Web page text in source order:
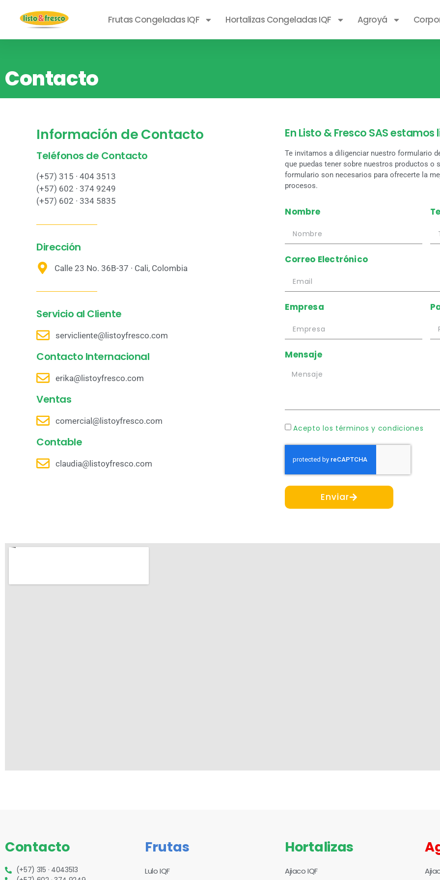
Frutas Congeladas IQF Hortalizas Congeladas IQF Agroyá
Contacto
Información de Contacto
Teléfonos de Contacto
(+57) 315 · 404 3513
(+57) 602 · 374 9249
(+57) 602 · 334 5835
Dirección
Calle 23 No. 36B-37 · Cali, Colombia
Servicio al Cliente
servicliente@listoyfresco.com
Contacto Internacional
erika@listoyfresco.com
Ventas
comercial@listoyfresco.com
Contable
claudia@listoyfresco.com
En Listo & Fresco SAS
Te invitamos a diligenciar nuestro formulario
que puedas tener sobre nuestros productos
formulario son necesarios para ofrecerte la
procesos.
Nombre
Correo Electrónico
Empresa
Mensaje
Acepto los términos y condiciones
Enviar
Contacto
(+57) 315 · 4043513
Frutas
Lulo IQF
Hortalizas
Ajiaco IQF